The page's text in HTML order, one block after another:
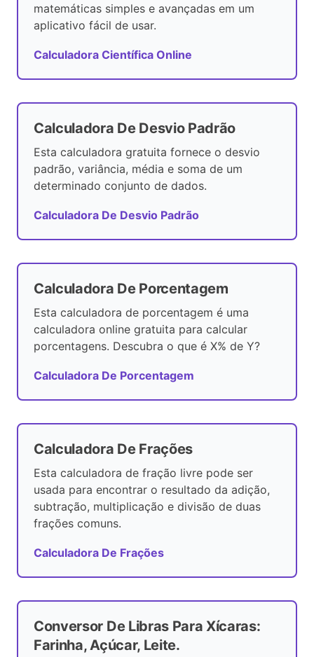
matemáticas simples e avançadas em um
aplicativo fácil de usar.
Calculadora Científica Online
Calculadora De Desvio Padrão
Esta calculadora gratuita fornece o desvio
padrão, variância, média e soma de um
determinado conjunto de dados.
Calculadora De Desvio Padrão
Calculadora De Porcentagem
Esta calculadora de porcentagem é uma
calculadora online gratuita para calcular
porcentagens. Descubra o que é X% de Y?
Calculadora De Porcentagem
Calculadora De Frações
Esta calculadora de fração livre pode ser
usada para encontrar o resultado da adição,
subtração, multiplicação e divisão de duas
frações comuns.
Calculadora De Frações
Conversor De Libras Para Xícaras:
Farinha, Açúcar, Leite.